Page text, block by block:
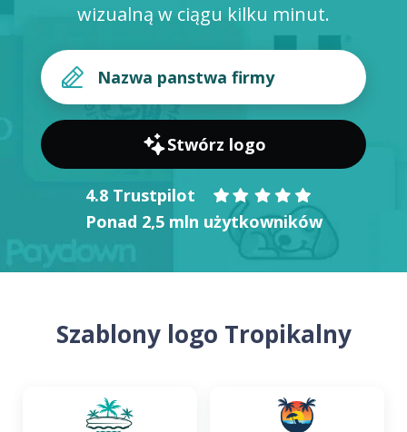
wizualną w ciągu kilku minut.
Stwórz logo
4.8 Trustpilot
Ponad 2,5 mln użytkowników
Szablony logo Tropikalny